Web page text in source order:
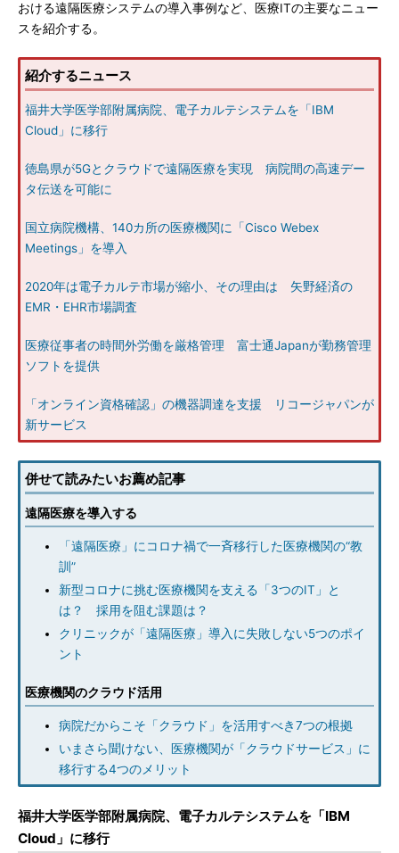
おける遠隔医療システムの導入事例など、医療ITの主要なニュー
スを紹介する。
紹介するニュース
福井大学医学部附属病院、電子カルテシステムを「IBM
Cloud」に移行
徳島県が5Gとクラウドで遠隔医療を実現 病院間の高速デー
タ伝送を可能に
国立病院機構、140カ所の医療機関に「Cisco Webex
Meetings」を導入
2020年は電子カルテ市場が縮小、その理由は 矢野経済の
EMR・EHR市場調査
医療従事者の時間外労働を厳格管理 富士通Japanが勤務管理
ソフトを提供
「オンライン資格確認」の機器調達を支援 リコージャパンが
新サービス
併せて読みたいお薦め記事
遠隔医療を導入する
「遠隔医療」にコロナ禍で一斉移行した医療機関の“教
訓”
新型コロナに挑む医療機関を支える「3つのIT」と
は？ 採用を阻む課題は？
クリニックが「遠隔医療」導入に失敗しない5つのポイ
ント
医療機関のクラウド活用
病院だからこそ「クラウド」を活用すべき7つの根拠
いまさら聞けない、医療機関が「クラウドサービス」に
移行する4つのメリット
福井大学医学部附属病院、電子カルテシステムを「IBM
Cloud」に移行